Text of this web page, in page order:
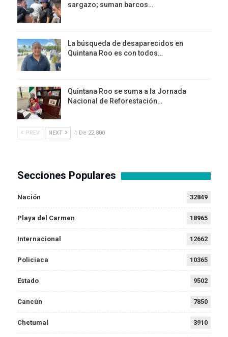
sargazo; suman barcos…
La búsqueda de desaparecidos en
Quintana Roo es con todos…
Quintana Roo se suma a la Jornada
Nacional de Reforestación…
PREV NEXT 1 De 22,800
Secciones Populares
Nación 32849
Playa del Carmen 18965
Internacional 12662
Policiaca 10365
Estado 9502
Cancún 7850
Chetumal 3910